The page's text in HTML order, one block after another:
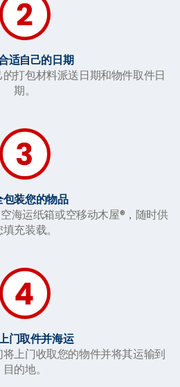
适自己的日期
打包材料派送日期和物件取件日
期。
包装您的物品
海运纸箱或空移动木屋®，随时供
充装载。
门取件并海运
上门收取您的物件并将其运输到
目的地。